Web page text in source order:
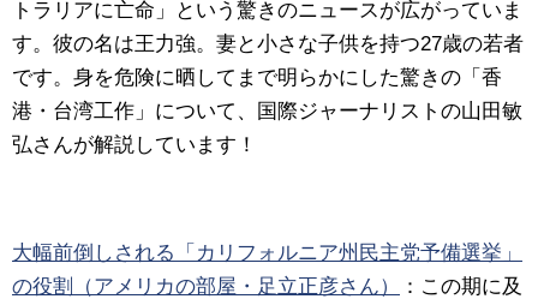
トラリアに亡命」という驚きのニュースが広がっていま
す。彼の名は王力強。妻と小さな子供を持つ27歳の若者
です。身を危険に晒してまで明らかにした驚きの「香
港・台湾工作」について、国際ジャーナリストの山田敏
弘さんが解説しています！
大幅前倒しされる「カリフォルニア州民主党予備選挙」
の役割（アメリカの部屋・足立正彦さん）
：この期に及